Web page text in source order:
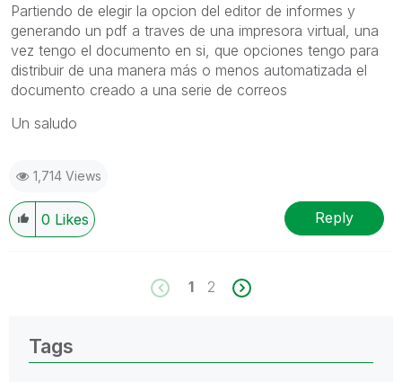
Partiendo de elegir la opcion del editor de informes y
generando un pdf a traves de una impresora virtual, una
vez tengo el documento en si, que opciones tengo para
distribuir de una manera más o menos automatizada el
documento creado a una serie de correos
Un saludo
1,714 Views
0 Likes Reply
1 2
Tags